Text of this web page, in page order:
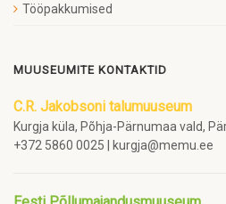
Tööpakkumised
MUUSEUMITE KONTAKTID
C.R. Jakobsoni talumuuseum
Kurgja küla, Põhja-Pärnumaa vald,
+372 5860 0025 | kurgja@memu.ee